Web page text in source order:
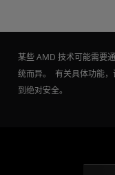
某些 AMD 技术可能需要
统而异。 有关具体功能
到绝对安全。